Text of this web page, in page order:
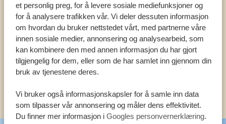
et personlig preg, for å levere sosiale mediefunksjoner og
for å analysere trafikken vår. Vi deler dessuten informasjon
om hvordan du bruker nettstedet vårt, med partnerne våre
innen sosiale medier, annonsering og analysearbeid, som
kan kombinere den med annen informasjon du har gjort
tilgjengelig for dem, eller som de har samlet inn gjennom din
bruk av tjenestene deres.
Vi bruker også informasjonskapsler for å samle inn data
som tilpasser vår annonsering og måler dens effektivitet.
Du finner mer informasjon i Googles personvernerklæring.
VÅRE SPESIALISTER ER HER FOR Å HJELPE
DEG
NORSK:+31 174 788 108